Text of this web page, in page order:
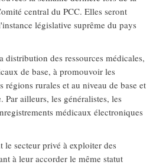
central du PCC. Elles seront
législative suprême du pays
distribution des ressources médicales,
de base, à promouvoir les
régions rurales et au niveau de base et
Par ailleurs, les généralistes, les
médicaux électroniques
secteur privé à exploiter des
à leur accorder le même statut